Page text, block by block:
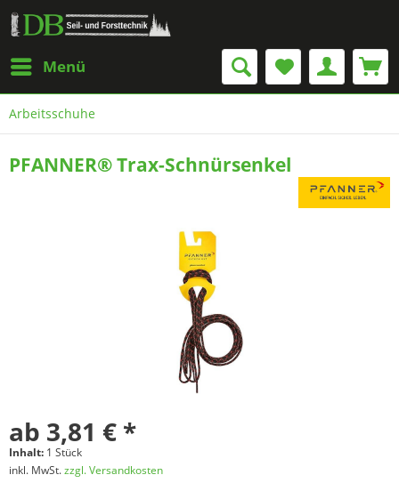
Menü
Arbeitsschuhe
PFANNER® Trax-Schnürsenkel
ab 3,81 € *
Inhalt: 1 Stück
inkl. MwSt.zzgl. Versandkosten